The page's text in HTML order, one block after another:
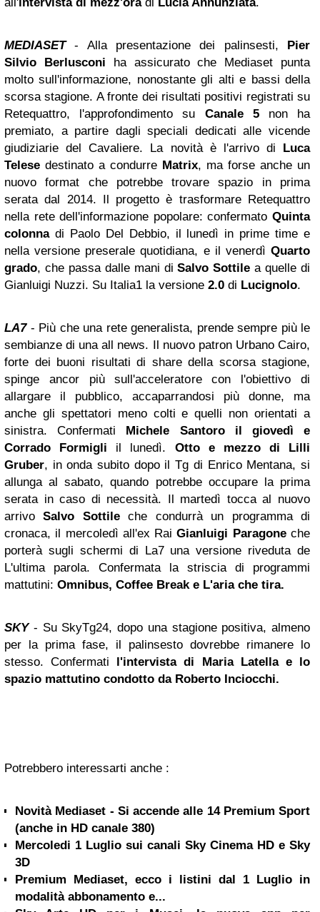
MEDIASET - Alla presentazione dei palinsesti, Pier
Silvio Berlusconi ha assicurato che Mediaset punta
molto sull'informazione, nonostante gli alti e bassi della
scorsa stagione. A fronte dei risultati positivi registrati su
Retequattro, l'approfondimento su Canale 5non ha
premiato, a partire dagli speciali dedicati alle vicende
giudiziarie del Cavaliere. La novità è l'arrivo di Luca
Telese destinato a condurre Matrix, ma forse anche un
nuovo format che potrebbe trovare spazio in prima
serata dal 2014. Il progetto è trasformare Retequattro
nella rete dell'informazione popolare: confermato Quinta
colonna di Paolo Del Debbio, il lunedì in prime time e
nella versione preserale quotidiana, e il venerdì Quarto
grado, che passa dalle mani diSalvo Sottile a quelle di
Gianluigi Nuzzi. Su Italia1 la versione 2.0 di Lucignolo.
LA7 - Più che una rete generalista, prende sempre più le
sembianze di una all news. Il nuovo patron Urbano Cairo,
forte dei buoni risultati di share della scorsa stagione,
spinge ancor più sull'acceleratore con l'obiettivo di
allargare il pubblico, accaparrandosi più donne, ma
anche gli spettatori meno colti e quelli non orientati a
sinistra. Confermati Michele Santoroil giovedì e
Corrado Formigli il lunedì. Otto e mezzo di Lilli
Gruber, in onda subito dopo il Tg di Enrico Mentana, si
allunga al sabato, quando potrebbe occupare la prima
serata in caso di necessità. Il martedì tocca al nuovo
arrivoSalvo Sottileche condurrà un programma di
cronaca, il mercoledì all'ex RaiGianluigi Paragoneche
porterà sugli schermi di La7 una versione riveduta de
L'ultima parola. Confermata la striscia di programmi
mattutini: Omnibus, Coffee Break e L'aria che tira.
SKY - Su SkyTg24, dopo una stagione positiva, almeno
per la prima fase, il palinsesto dovrebbe rimanere lo
stesso. Confermati l'intervista di Maria Latellae lo
spazio mattutino condotto da Roberto Inciocchi.
Potrebbero interessarti anche :
Novità Mediaset - Si accende alle 14 Premium Sport
(anche in HD canale 380)
Mercoledi 1 Luglio sui canali Sky Cinema HD e Sky
3D
Premium Mediaset, ecco i listini dal 1 Luglio in
modalità abbonamento e...